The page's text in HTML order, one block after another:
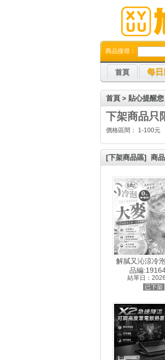
首頁 每
商品搜尋：
首頁 > 貼心提醒您
下架商品只
價格區間： 1-100元
[下架商品區] 商
解膩又沁涼冷
品編
結單日：
已下架